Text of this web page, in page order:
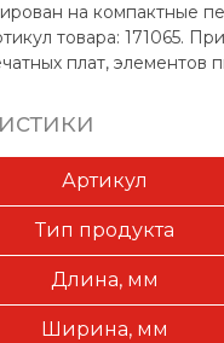
на компактные
товара: 171065.
плат, элементов
Артикул
Тип продукта
Длина, мм
Ширина, мм